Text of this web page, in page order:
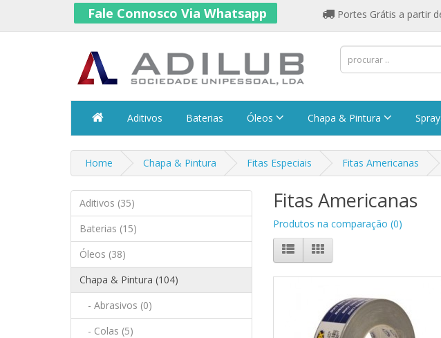
Fale Connosco Via Whatsapp
Aditivos Baterias Óleos Chapa & Pintura
Home Chapa & Pintura Fitas Especiais Fitas Americanas
Aditivos (35)
Baterias (15)
Óleos (38)
Chapa & Pintura (104)
- Abrasivos (0)
- Colas (5)
Fitas Americanas
Produtos na comparação (0)